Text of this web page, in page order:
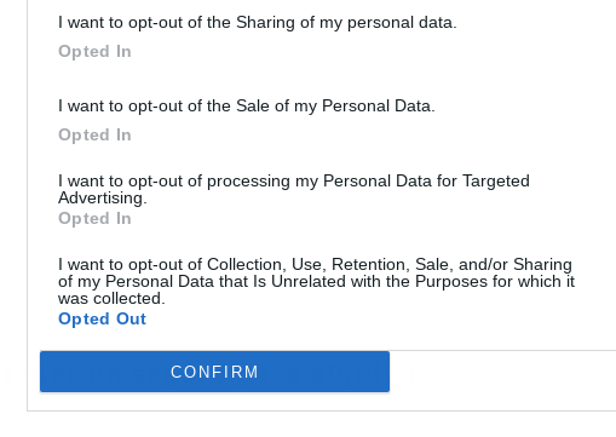
I want to opt-out of the Sharing of my personal data.
Opted In
I want to opt-out of the Sale of my Personal Data.
Opted In
I want to opt-out of processing my Personal Data for Targeted
Advertising.
Opted In
I want to opt-out of Collection, Use, Retention, Sale, and/or Sharing
of my Personal Data that Is Unrelated with the Purposes for which it
was collected.
Opted Out
CONFIRM
un seguro para alquiler